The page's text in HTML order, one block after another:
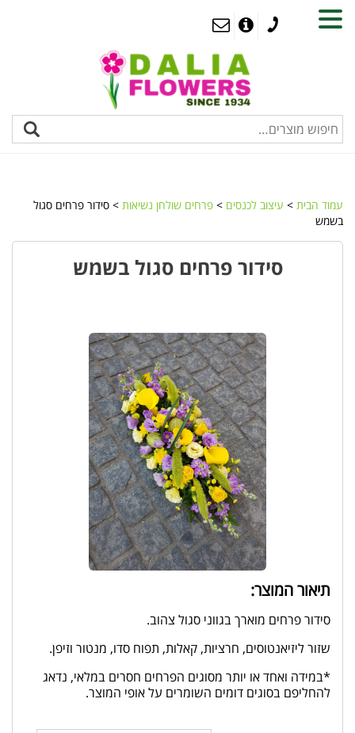
עמוד הבית > עיצוב לכנסים > פרחים שולחן נשיאות > סידור פרחים סגול
בשמש
סידור פרחים סגול בשמש
תיאור המוצר:
סידור פרחים מוארך בגווני סגול צהוב.
שזור ליזיאנטוסים, חרציות, קאלות, תפוח סדו, מנטור וזיפן.
*במידה ואחד או יותר מסוגים הפרחים חסרים במלאי, נדאג
להחליפם בסוגים דומים השומרים על אופי המוצר.